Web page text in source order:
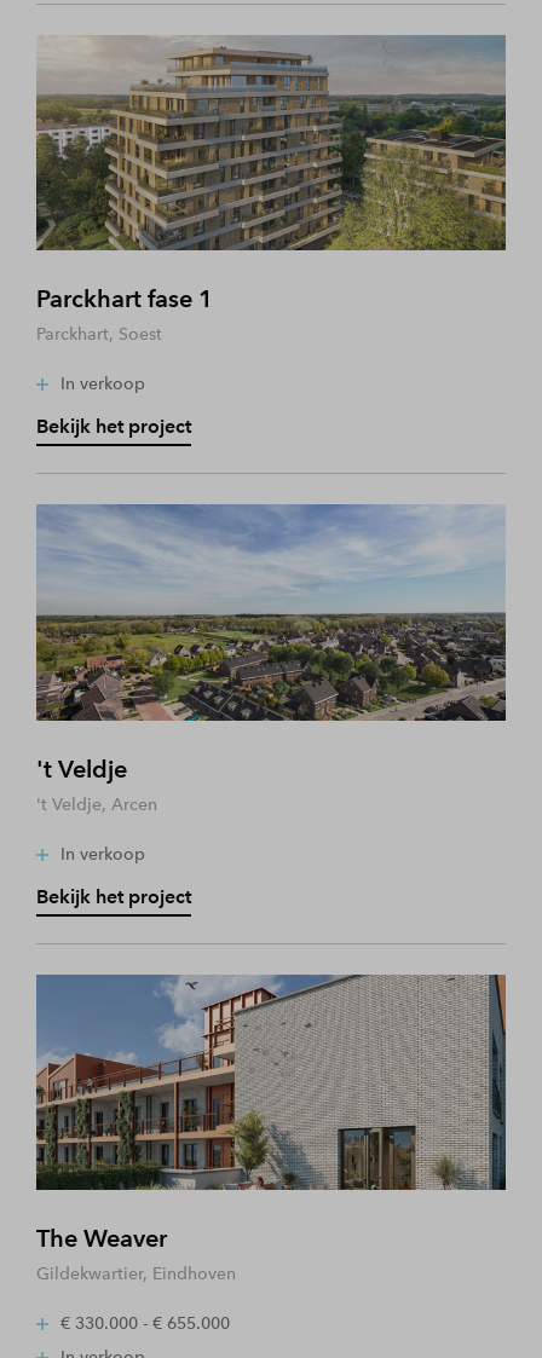
Parckhart fase 1
Parckhart, Soest
In verkoop
Bekijk het project
't Veldje
't Veldje, Arcen
In verkoop
Bekijk het project
The Weaver
Gildekwartier, Eindhoven
€ 330.000 - € 655.000